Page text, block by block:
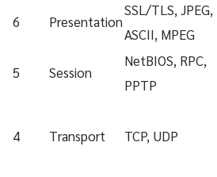
6 Presentation
SSL/TLS, JPEG,
ASCII, MPEG
5 Session
NetBIOS, RPC,
PPTP
4 Transport TCP, UDP